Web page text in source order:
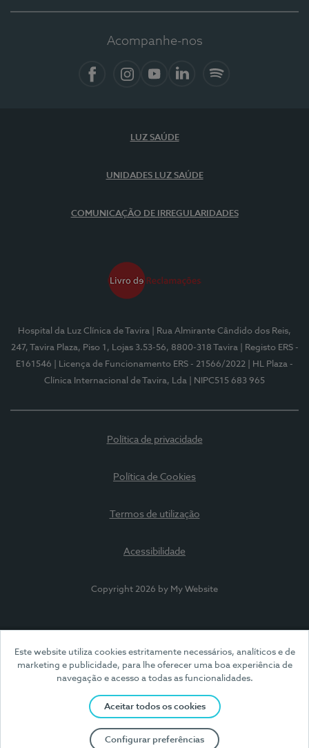
Este website utiliza cookies estritamente necessários, analíticos e de
marketing e publicidade, para lhe oferecer uma boa experiência de
navegação e acesso a todas as funcionalidades.
Aceitar todos os cookies
Configurar preferências
Acompanhe-nos
LUZ SAÚDE
UNIDADES LUZ SAÚDE
COMUNICAÇÃO DE IRREGULARIDADES
Hospital da Luz Clínica de Tavira
| Rua Almirante Cândido dos Reis,
247, Tavira Plaza, Piso 1, Lojas 3.53-56, 8800-318 Tavira
| Registo ERS -
E161546
| Licença de Funcionamento ERS - 21566/2022
| HL Plaza -
Clínica Internacional de Tavira, Lda
| NIPC515 683 965
Política de privacidade
Política de Cookies
Termos de utilização
Acessibilidade
Copyright 2026 by My Website